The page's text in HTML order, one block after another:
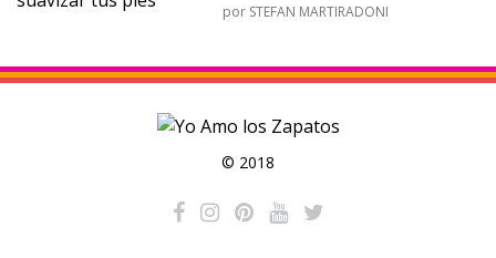
por STEFAN MARTIRADONI
© 2018